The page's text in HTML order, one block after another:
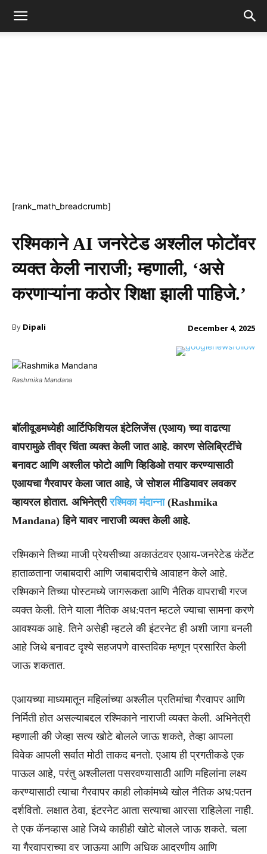
[rank_math_breadcrumb]
रश्मिकाने AI जनरेटेड अश्लील फोटोंवर
व्यक्त केली नाराजी; म्हणाली, ‘असे
करणाऱ्यांना कठोर शिक्षा झाली पाहिजे.’
By Dipali December 4, 2025
Rashmika Mandana
बॉलीवूडमध्येही आर्टिफिशियल इंटेलिजेंस (एआय) च्या वाढत्या
वापरामुळे तीव्र चिंता व्यक्त केली जात आहे. कारण सेलिब्रिटींचे
बनावट आणि अश्लील फोटो आणि व्हिडिओ तयार करण्यासाठी
एआयचा गैरवापर केला जात आहे, जे सोशल मीडियावर लवकर
व्हायरल होतात. अभिनेत्रीरश्मिका मंदान्ना(Rashmika
Mandana) हिने यावर नाराजी व्यक्त केली आहे.
रश्मिकाने तिच्या माजी प्रेयसीच्या अकाउंटवर एआय-जनरेटेड कंटेंट
हाताळताना जबाबदारी आणि जबाबदारीचे आवाहन केले आहे.
रश्मिकाने तिच्या पोस्टमध्ये जागरूकता आणि नैतिक वापराची गरज
व्यक्त केली. तिने याला नैतिक अध:पतन म्हटले ज्याचा सामना करणे
आवश्यक आहे. तिने असेही म्हटले की इंटरनेट ही अशी जागा बनली
आहे जिथे बनावट दृश्ये सहजपणे वास्तविक म्हणून प्रसारित केली
जाऊ शकतात.
एआयच्या माध्यमातून महिलांच्या अश्लील प्रतिमांचा गैरवापर आणि
निर्मिती होत असल्याबद्दल रश्मिकाने नाराजी व्यक्त केली. अभिनेत्री
म्हणाली की जेव्हा सत्य खोटे बोलले जाऊ शकते, तेव्हा आपला
विवेक आपली सर्वात मोठी ताकद बनतो. एआय ही प्रगतीकडे एक
पाऊल आहे, परंतु अश्लीलता पसरवण्यासाठी आणि महिलांना लक्ष्य
करण्यासाठी त्याचा गैरवापर काही लोकांमध्ये खोल नैतिक अध:पतन
दर्शवितो. लक्षात ठेवा, इंटरनेट आता सत्याचा आरसा राहिलेला नाही.
ते एक कॅनव्हास आहे जिथे काहीही खोटे बोलले जाऊ शकते. चला
या गैरवापराच्या वर जाऊया आणि अधिक आदरणीय आणि